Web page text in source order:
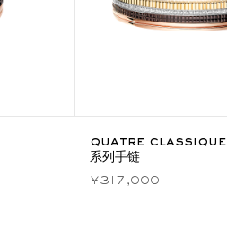
quatre classique
系列手链
¥317,000